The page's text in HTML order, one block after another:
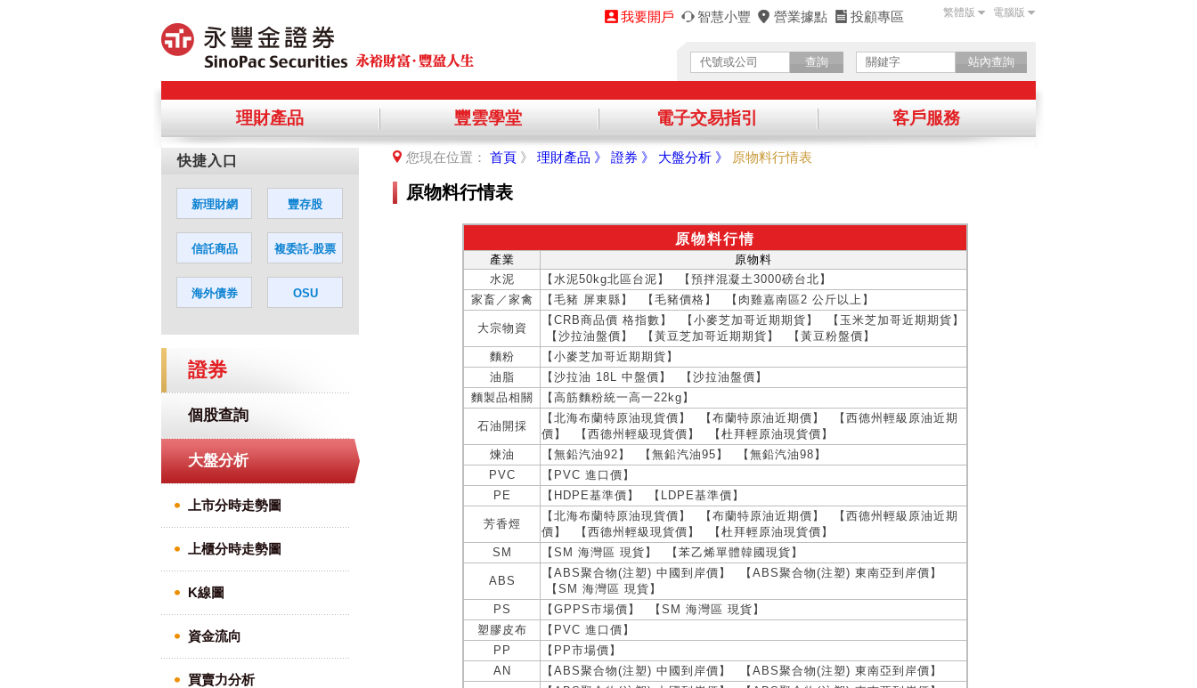
我要開戶 智慧小豐 營業據點 投顧專區 繁體版 電腦版
查詢 站內查詢
理財產品 豐雲學堂 電子交易指引 客戶服務
證券
個股查詢
大盤分析
上市分時走勢圖
上櫃分時走勢圖
K線圖
資金流向
買賣力分析
您現在位置： 首頁 》 理財產品 》 證券 》 大盤分析 》 原物料行情表
原物料行情表
您若同意繼續進入該網站，請點選「確認」，不同意請點選「取消」，謝謝！
取消 確認